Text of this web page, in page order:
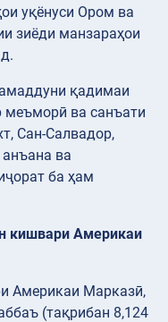
уқёнуси Ором ва
зиёди манзараҳои
қадимаи
меъморӣ ва санъати
Сан-Салвадор,
ва
ба ҳам
кишвари Америкаи
Америкаи Марказӣ,
(тақрибан 8,124